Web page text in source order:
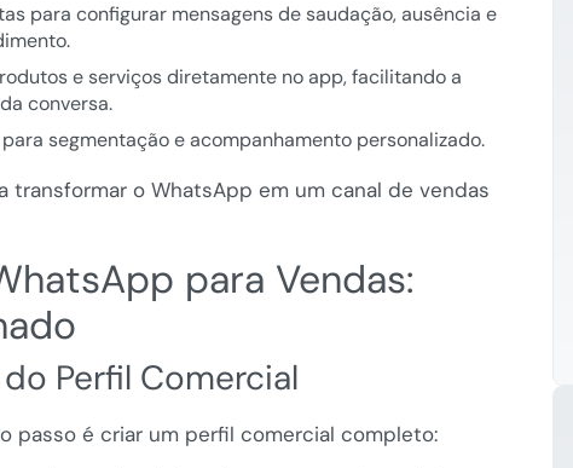
para configurar mensagens de saudação, ausência e
e serviços diretamente no app, facilitando a
conversa.
segmentação e acompanhamento personalizado.
transformar o WhatsApp em um canal de vendas
para Vendas:
Perfil Comercial
passo é criar um perfil comercial completo: